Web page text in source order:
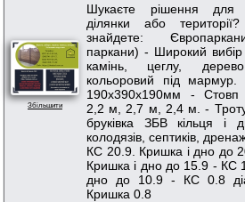
Збільшити
Шукаєте рішення для
ділянки або
знайдете:
паркани) - Широкий вибір
камінь, цеглу,
кольоровий під
190х390х190мм - Стовп
2,2 м, 2,7 м, 2,4 м. -
бруківка ЗБВ кільця
колодязів, септиків,
КС 20.9. Кришка і дно до
Кришка і дно до 15.9 - КС
дно до 10.9 - КС 0.8
Кришка 0.8